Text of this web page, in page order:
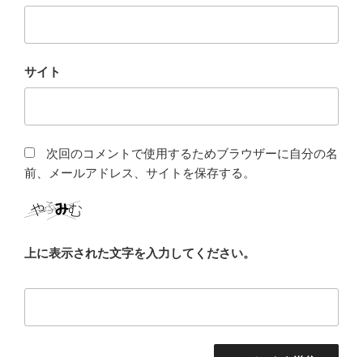
サイト
次回のコメントで使用するためブラウザーに自分の名
前、メールアドレス、サイトを保存する。
上に表示された文字を入力してください。